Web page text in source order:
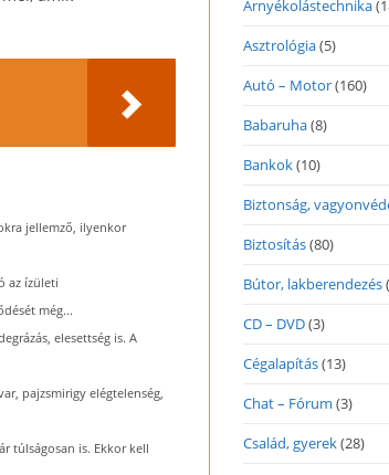
jellemző, ilyenkor
az ízületi
még...
elesettség is. A
pajzsmirigy elégtelenség,
túlságosan is. Ekkor kell
Árnyékolástechnika
Asztrológia(5)
Autó – Motor(160)
Babaruha(8)
Bankok(10)
Biztonság,
Biztosítás(80)
Bútor, lakberendezés
CD – DVD(3)
Cégalapítás(13)
Chat – Fórum (3)
Család, gyerek(28)